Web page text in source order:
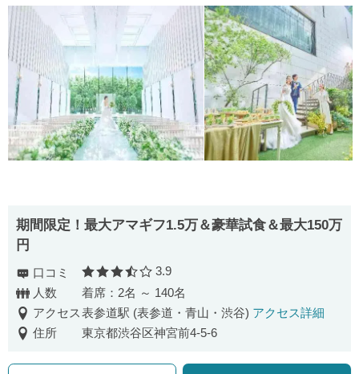
期間限定！最大アマギフ1.5万＆豪華試食＆最大150万
円
口コミ 口コミ評価
3.9
人数
着席：2名 ～ 140名
アクセス表参道駅 (表参道・青山・渋谷) アクセス詳細
住所
東京都渋谷区神宮前4-5-6